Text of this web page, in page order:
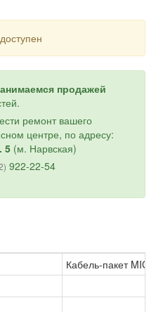
продажей
ремонт вашего
центре, по адресу:
5 (м. Нарвская)
922-22-54
Кабель-пакет